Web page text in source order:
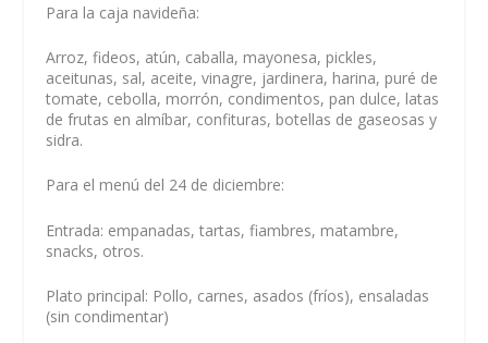
Para la caja navideña:
Arroz, fideos, atún, caballa, mayonesa, pickles,
aceitunas, sal, aceite, vinagre, jardinera, harina, puré de
tomate, cebolla, morrón, condimentos, pan dulce, latas
de frutas en almíbar, confituras, botellas de gaseosas y
sidra.
Para el menú del 24 de diciembre:
Entrada: empanadas, tartas, fiambres, matambre,
snacks, otros.
Plato principal: Pollo, carnes, asados (fríos), ensaladas
(sin condimentar)